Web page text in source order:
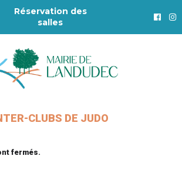
Réservation des
salles
CLUBS DE JUDO
fermés.